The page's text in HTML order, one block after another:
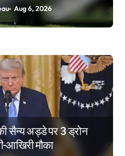
Aug 6, 2026
सैन्य अड्डे पर 3 ड्रोन
आखिरी मौका